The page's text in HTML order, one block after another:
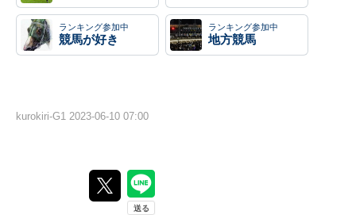
ランキング参加中
競馬が好き
ランキング参加中
地方競馬
kurokiri-G1 2023-06-10 07:00